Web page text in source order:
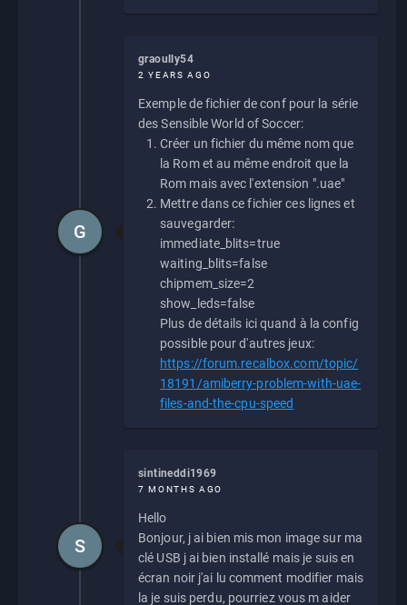
graoully54
2 YEARS AGO
Exemple de fichier de conf pour la série
des Sensible World of Soccer:
Créer un fichier du même nom que
la Rom et au même endroit que la
Rom mais avec l'extension ".uae"
Mettre dans ce fichier ces lignes et
sauvegarder:
immediate_blits=true
waiting_blits=false
chipmem_size=2
show_leds=false
Plus de détails ici quand à la config
possible pour d'autres jeux:
https://forum.recalbox.com/topic/
18191/amiberry-problem-with-uae-
files-and-the-cpu-speed
G
sintineddi1969
7 MONTHS AGO
Hello
Bonjour, j ai bien mis mon image sur ma
clé USB j ai bien installé mais je suis en
écran noir j'ai lu comment modifier mais
la je suis perdu, pourriez vous m aider
S